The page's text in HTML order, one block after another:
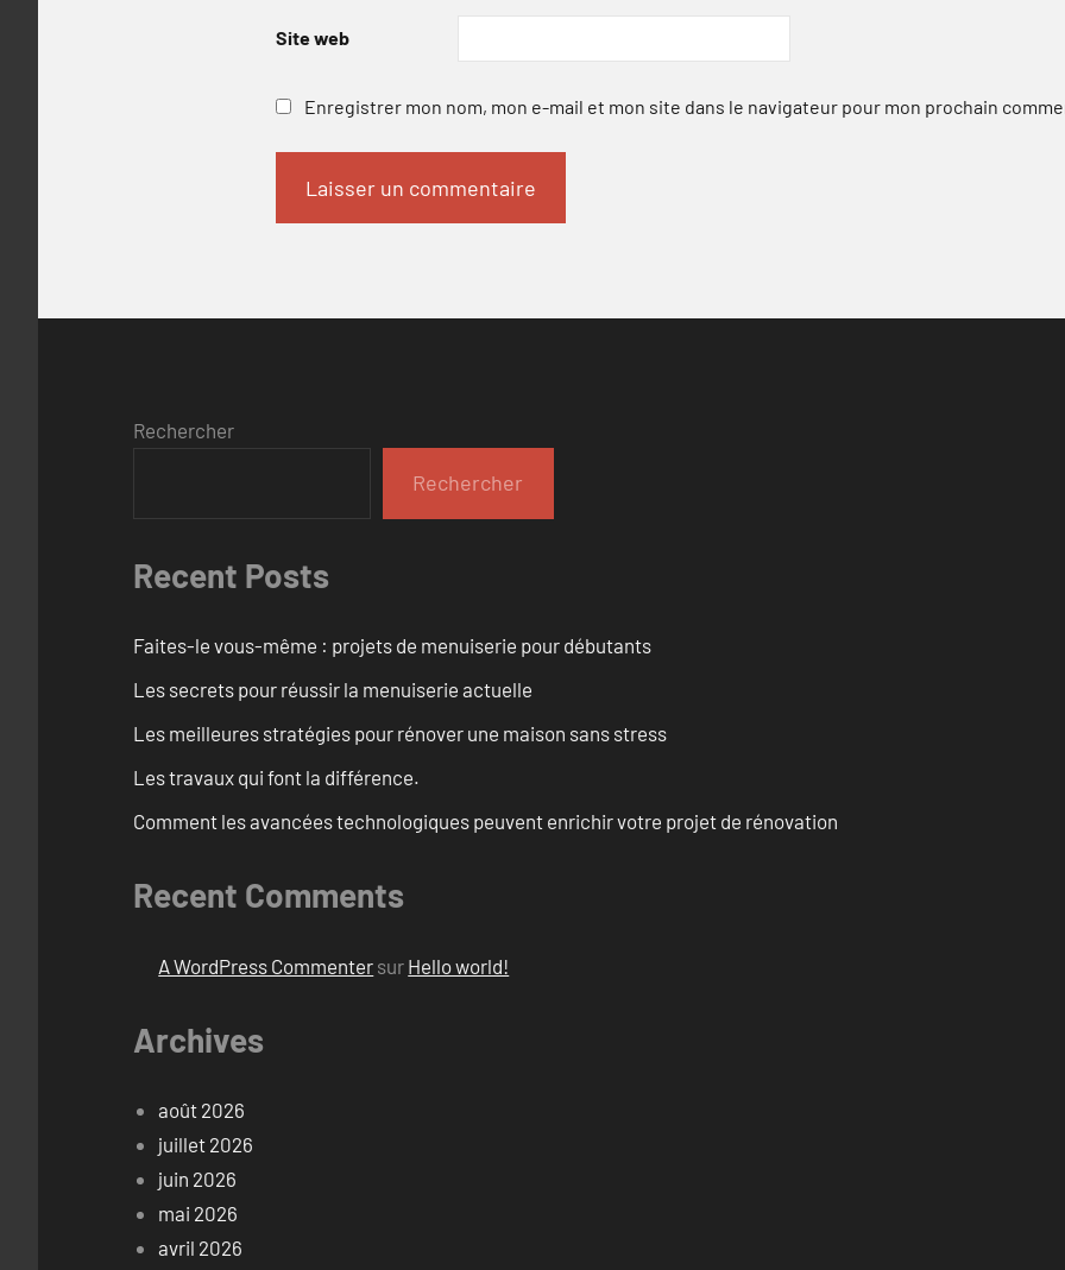
Site web
Enregistrer mon nom, mon e-mail et mon site dans le navigateur pour mon prochain
Rechercher
Rechercher
Recent Posts
Faites-le vous-même : projets de menuiserie pour débutants
Les secrets pour réussir la menuiserie actuelle
Les meilleures stratégies pour rénover une maison sans stress
Les travaux qui font la différence.
Comment les avancées technologiques peuvent enrichir votre projet de rénovation
Recent Comments
A WordPress Commenter sur Hello world!
Archives
août 2026
juillet 2026
juin 2026
mai 2026
avril 2026